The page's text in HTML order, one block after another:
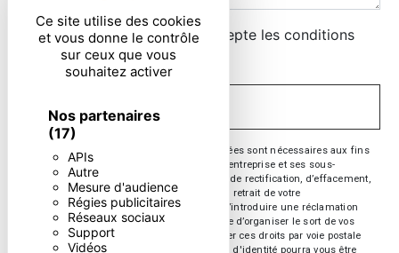
Ce site utilise des cookies
et vous donne le contrôle
sur ceux que vous
souhaitez activer
Nos partenaires
(17)
APIs
Autre
Mesure d'audience
Régies publicitaires
Réseaux sociaux
Support
Vidéos
En cochant cette case, j'accepte les conditions
particulières ci-dessous **
** Les données personnelles communiquées sont nécessaires aux fins
de vous contacter. Elles sont destinées à l'entreprise et ses sous-
traitants. Vous disposez de droits d’accès, de rectification, d’effacement,
de portabilité, de limitation, d’opposition, de retrait de votre
consentement à tout moment et du droit d’introduire une réclamation
auprès d’une autorité de contrôle, ainsi que d’organiser le sort de vos
données post-mortem. Vous pouvez exercer ces droits par voie postale
ou par courrier électronique. Un justificatif d'identité pourra vous être